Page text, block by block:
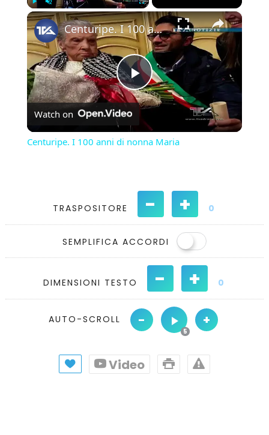
Play Unmute Fullscreen ×
Play
Video
Centuripe. I 100 anni di nonna Maria
Watch on
Centuripe. I 100 anni di nonna Maria
TRASPOSITORE - + 0
SEMPLIFICA ACCORDI
DIMENSIONI TESTO - + 0
AUTO-SCROLL - +
Video